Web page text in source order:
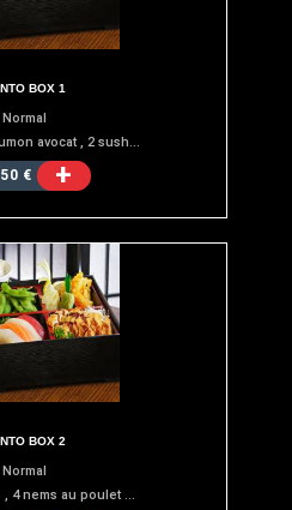
BOX 1
Normal
avocat , 2 sush...
€ +
BOX 2
Normal
, 4 nems au poulet ...